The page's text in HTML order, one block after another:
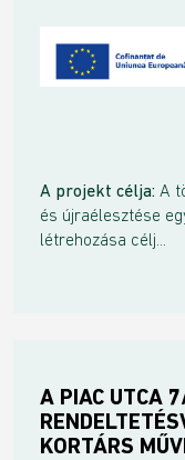
A projekt célja: A
és újraélesztése
létrehozása célj...
A PIAC UTCA
KORTÁRS